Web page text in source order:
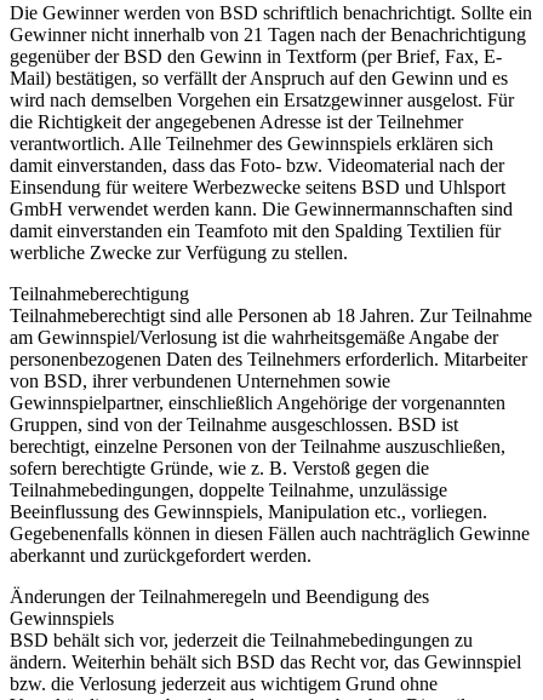
Die Gewinner werden von BSD schriftlich benachrichtigt. Sollte ein
Gewinner nicht innerhalb von 21 Tagen nach der Benachrichtigung
gegenüber der BSD den Gewinn in Textform (per Brief, Fax, E-
Mail) bestätigen, so verfällt der Anspruch auf den Gewinn und es
wird nach demselben Vorgehen ein Ersatzgewinner ausgelost. Für
die Richtigkeit der angegebenen Adresse ist der Teilnehmer
verantwortlich. Alle Teilnehmer des Gewinnspiels erklären sich
damit einverstanden, dass das Foto- bzw. Videomaterial nach der
Einsendung für weitere Werbezwecke seitens BSD und Uhlsport
GmbH verwendet werden kann. Die Gewinnermannschaften sind
damit einverstanden ein Teamfoto mit den Spalding Textilien für
werbliche Zwecke zur Verfügung zu stellen.
Teilnahmeberechtigung
Teilnahmeberechtigt sind alle Personen ab 18 Jahren. Zur Teilnahme
am Gewinnspiel/Verlosung ist die wahrheitsgemäße Angabe der
personenbezogenen Daten des Teilnehmers erforderlich. Mitarbeiter
von BSD, ihrer verbundenen Unternehmen sowie
Gewinnspielpartner, einschließlich Angehörige der vorgenannten
Gruppen, sind von der Teilnahme ausgeschlossen. BSD ist
berechtigt, einzelne Personen von der Teilnahme auszuschließen,
sofern berechtigte Gründe, wie z. B. Verstoß gegen die
Teilnahmebedingungen, doppelte Teilnahme, unzulässige
Beeinflussung des Gewinnspiels, Manipulation etc., vorliegen.
Gegebenenfalls können in diesen Fällen auch nachträglich Gewinne
aberkannt und zurückgefordert werden.
Änderungen der Teilnahmeregeln und Beendigung des
Gewinnspiels
BSD behält sich vor, jederzeit die Teilnahmebedingungen zu
ändern. Weiterhin behält sich BSD das Recht vor, das Gewinnspiel
bzw. die Verlosung jederzeit aus wichtigem Grund ohne